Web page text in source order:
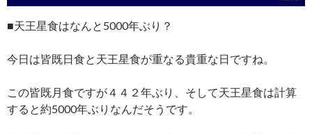
■天王星食はなんと5000年ぶり？
今日は皆既日食と天王星食が重なる貴重な日ですね。
この皆既月食ですが４４２年ぶり、そして天王星食は計算
すると約5000年ぶりなんだそうです。